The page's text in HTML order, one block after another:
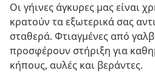
Οι γήινες άγκυρες μας είναι
κρατούν τα εξωτερικά σας
σταθερά. Φτιαγμένες από
προσφέρουν στήριξη για
κήπους, αυλές και βεράντες.